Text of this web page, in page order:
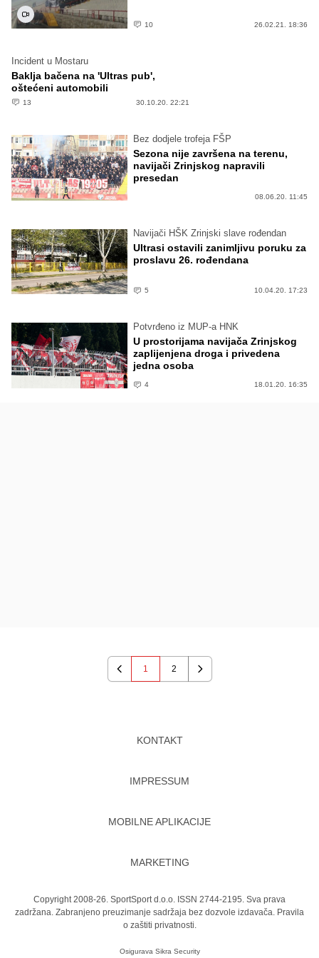
10 26.02.21. 18:36
Incident u Mostaru
Baklja bačena na 'Ultras pub',
oštećeni automobili
13 30.10.20. 22:21
Bez dodjele trofeja FŠP
Sezona nije završena na terenu,
navijači Zrinjskog napravili
presedan
08.06.20. 11:45
Navijači HŠK Zrinjski slave rođendan
Ultrasi ostavili zanimljivu poruku za
proslavu 26. rođendana
5 10.04.20. 17:23
Potvrđeno iz MUP-a HNK
U prostorijama navijača Zrinjskog
zaplijenjena droga i privedena
jedna osoba
4 18.01.20. 16:35
Previous
1 2
Next
KONTAKT
IMPRESSUM
MOBILNE APLIKACIJE
MARKETING
Copyright 2008-26. SportSport d.o.o. ISSN 2744-2195. Sva prava
zadržana. Zabranjeno preuzimanje sadržaja bez dozvole izdavača. Pravila
o zaštiti privatnosti.
Osigurava Sikra Security